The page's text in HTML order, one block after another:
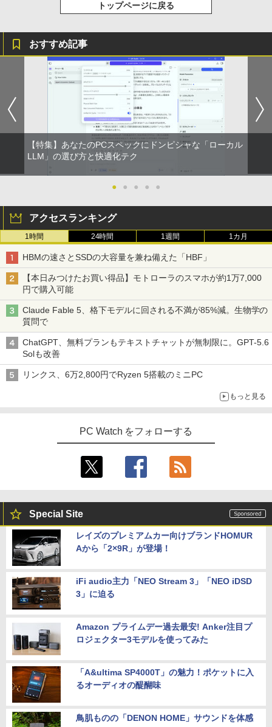
トップページに戻る
おすすめ記事
【特集】あなたのPCスペックにドンピシャな「ローカル
LLM」の選び方と快適化テク
● ● ● ● ●
アクセスランキング
1時間 24時間 1週間 1カ月
HBMの速さとSSDの大容量を兼ね備えた「HBF」
【本日みつけたお買い得品】モトローラのスマホが約1万7,000
円で購入可能
Claude Fable 5、格下モデルに回される不満が85%減。生物学の
質問で
ChatGPT、無料プランもテキストチャットが無制限に。GPT-5.6
Solも改善
リンクス、6万2,800円でRyzen 5搭載のミニPC
もっと見る
PC Watch をフォローする
Special Site
レイズのプレミアムカー向けブランドHOMUR
Aから「2×9R」が登場！
iFi audio主力「NEO Stream 3」「NEO iDSD
3」に迫る
Amazon プライムデー過去最安! Anker注目プ
ロジェクター3モデルを使ってみた
「A&ultima SP4000T」の魅力！ポケットに入
るオーディオの醍醐味
鳥肌ものの「DENON HOME」サウンドを体感